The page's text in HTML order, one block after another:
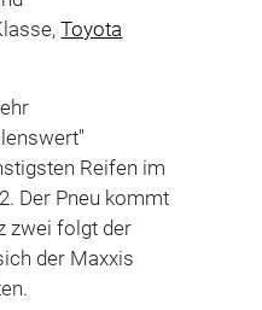
Toyota
Reifen im
Der Pneu kommt
zwei folgt der
der Maxxis